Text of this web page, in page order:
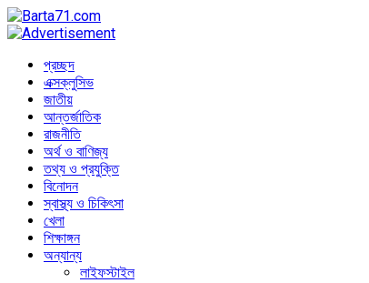
প্রচ্ছদ
এক্সক্লুসিভ
জাতীয়
আন্তর্জাতিক
রাজনীতি
অর্থ ও বাণিজ্য
তথ্য ও প্রযুক্তি
বিনোদন
স্বাস্থ্য ও চিকিৎসা
খেলা
শিক্ষাঙ্গন
অন্যান্য
লাইফস্টাইল